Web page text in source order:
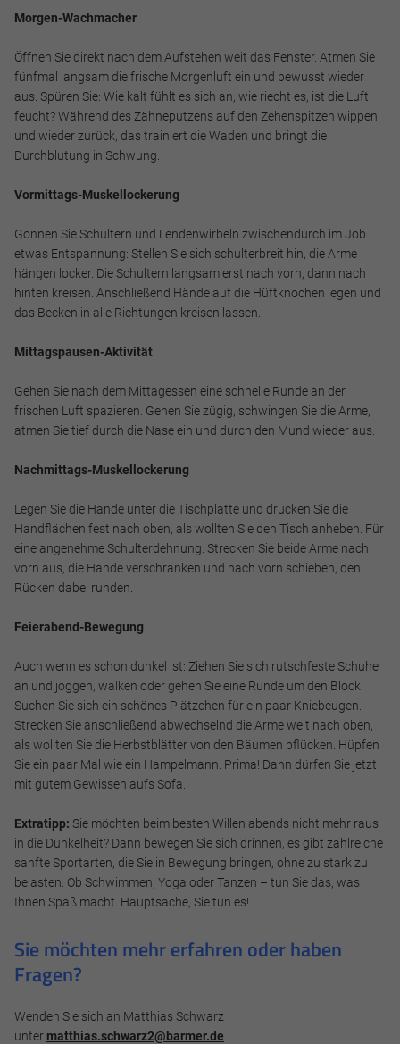
Morgen-Wachmacher
Öffnen Sie direkt nach dem Aufstehen weit das Fenster. Atmen Sie
fünfmal langsam die frische Morgenluft ein und bewusst wieder
aus. Spüren Sie: Wie kalt fühlt es sich an, wie riecht es, ist die Luft
feucht? Während des Zähneputzens auf den Zehenspitzen wippen
und wieder zurück, das trainiert die Waden und bringt die
Durchblutung in Schwung.
Vormittags-Muskellockerung
Gönnen Sie Schultern und Lendenwirbeln zwischendurch im Job
etwas Entspannung: Stellen Sie sich schulterbreit hin, die Arme
hängen locker. Die Schultern langsam erst nach vorn, dann nach
hinten kreisen. Anschließend Hände auf die Hüftknochen legen und
das Becken in alle Richtungen kreisen lassen.
Mittagspausen-Aktivität
Gehen Sie nach dem Mittagessen eine schnelle Runde an der
frischen Luft spazieren. Gehen Sie zügig, schwingen Sie die Arme,
atmen Sie tief durch die Nase ein und durch den Mund wieder aus.
Nachmittags-Muskellockerung
Legen Sie die Hände unter die Tischplatte und drücken Sie die
Handflächen fest nach oben, als wollten Sie den Tisch anheben. Für
eine angenehme Schulterdehnung: Strecken Sie beide Arme nach
vorn aus, die Hände verschränken und nach vorn schieben, den
Rücken dabei runden.
Feierabend-Bewegung
Auch wenn es schon dunkel ist: Ziehen Sie sich rutschfeste Schuhe
an und joggen, walken oder gehen Sie eine Runde um den Block.
Suchen Sie sich ein schönes Plätzchen für ein paar Kniebeugen.
Strecken Sie anschließend abwechselnd die Arme weit nach oben,
als wollten Sie die Herbstblätter von den Bäumen pflücken. Hüpfen
Sie ein paar Mal wie ein Hampelmann. Prima! Dann dürfen Sie jetzt
mit gutem Gewissen aufs Sofa.
Extratipp: Sie möchten beim besten Willen abends nicht mehr raus
in die Dunkelheit? Dann bewegen Sie sich drinnen, es gibt zahlreiche
sanfte Sportarten, die Sie in Bewegung bringen, ohne zu stark zu
belasten: Ob Schwimmen, Yoga oder Tanzen – tun Sie das, was
Ihnen Spaß macht. Hauptsache, Sie tun es!
Sie möchten mehr erfahren oder haben
Fragen?
Wenden Sie sich an Matthias Schwarz
unter matthias.schwarz2@barmer.de
Notwendig
und helfen dabei, unsere Website nutzbar zu machen sowie
Zugriffe auf sichere Bereiche unserer Website ermöglichen.
Cookie Informationen anzeigen
Marketing und Statistik
Marketing und Statistik Cookies werden verwendet, um
anonymes Tracking zu aktivieren. Hierbei werden können
anonymisierte Daten an eventuelle Drittanbieter
weitergeleitet.
Alle akzeptieren
Speichern
Ablehnen
Impressum Datenschutz